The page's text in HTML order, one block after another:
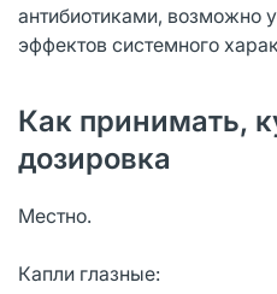
антибиотиками, возможно
эффектов системного
Как принимать,
дозировка
Местно.
Капли глазные: